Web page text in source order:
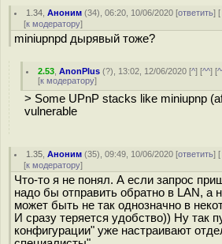
1.34 ,Аноним (34), 06:20, 10/06/2020 [ответить] [
[к модератору]
miniupnpd дырявый тоже?
2.53 ,AnonPlus (?), 13:02, 12/06/2020 [^] [^^] [
[к модератору]
> Some UPnP stacks like miniupnp
vulnerable
1.35 ,Аноним (35), 09:49, 10/06/2020 [ответить] [
[к модератору]
Что-то я не понял. А если запрос
надо бы отправить обратно в LAN, а
может быть не так однозначно в
И сразу теряется удобство)) Ну так
конфигурации" уже настраивают